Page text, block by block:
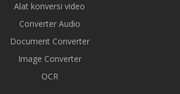
Alat konversi video
Converter Audio
Document Converter
Image Converter
OCR